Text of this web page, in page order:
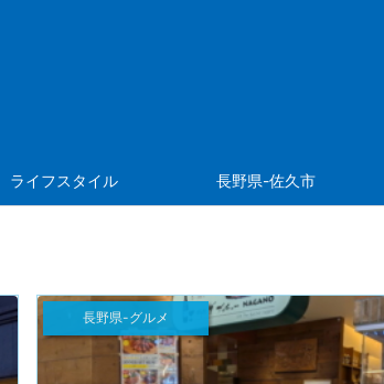
ライフスタイル 長野県-佐久市
長野県-グルメ